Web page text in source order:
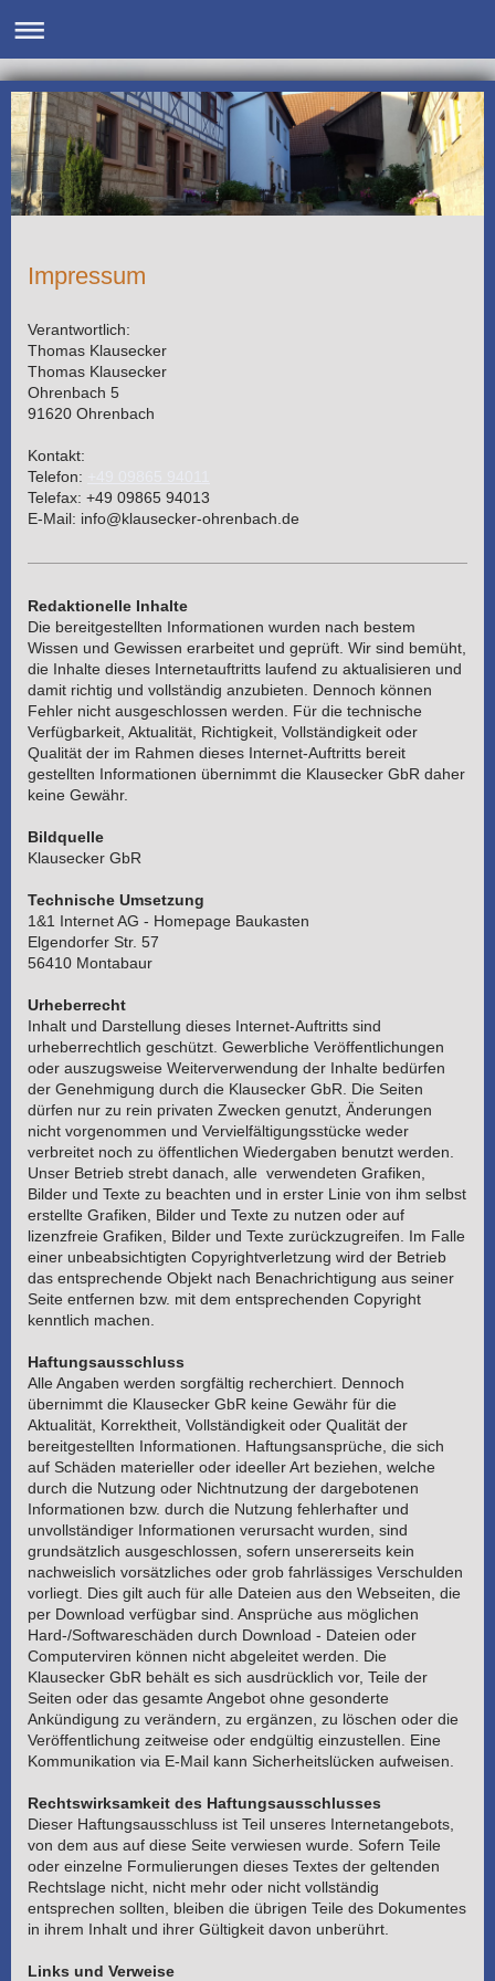
Impressum
Verantwortlich:
Thomas Klausecker
Thomas Klausecker
Ohrenbach 5
91620 Ohrenbach
Kontakt:
Telefon:
Telefax: +49 09865 94013
E-Mail: info@klausecker-ohrenbach.de
Redaktionelle Inhalte
Die bereitgestellten Informationen wurden nach bestem
Wissen und Gewissen erarbeitet und geprüft. Wir sind bemüht,
die Inhalte dieses Internetauftritts laufend zu aktualisieren und
damit richtig und vollständig anzubieten. Dennoch können
Fehler nicht ausgeschlossen werden. Für die technische
Verfügbarkeit, Aktualität, Richtigkeit, Vollständigkeit oder
Qualität der im Rahmen dieses Internet-Auftritts bereit
gestellten Informationen übernimmt die Klausecker GbR daher
keine Gewähr.
Bildquelle
Klausecker GbR
Technische Umsetzung
1&1 Internet AG - Homepage Baukasten
Elgendorfer Str. 57
56410 Montabaur
Urheberrecht
Inhalt und Darstellung dieses Internet-Auftritts sind
urheberrechtlich geschützt. Gewerbliche Veröffentlichungen
oder auszugsweise Weiterverwendung der Inhalte bedürfen
der Genehmigung durch die Klausecker GbR. Die Seiten
dürfen nur zu rein privaten Zwecken genutzt, Änderungen
nicht vorgenommen und Vervielfältigungsstücke weder
verbreitet noch zu öffentlichen Wiedergaben benutzt werden.
Unser Betrieb strebt danach, alle verwendeten Grafiken,
Bilder und Texte zu beachten und in erster Linie von ihm selbst
erstellte Grafiken, Bilder und Texte zu nutzen oder auf
lizenzfreie Grafiken, Bilder und Texte zurückzugreifen. Im Falle
einer unbeabsichtigten Copyrightverletzung wird der Betrieb
das entsprechende Objekt nach Benachrichtigung aus seiner
Seite entfernen bzw. mit dem entsprechenden Copyright
kenntlich machen.
Haftungsausschluss
Alle Angaben werden sorgfältig recherchiert. Dennoch
übernimmt die Klausecker GbR keine Gewähr für die
Aktualität, Korrektheit, Vollständigkeit oder Qualität der
bereitgestellten Informationen. Haftungsansprüche, die sich
auf Schäden materieller oder ideeller Art beziehen, welche
durch die Nutzung oder Nichtnutzung der dargebotenen
Informationen bzw. durch die Nutzung fehlerhafter und
unvollständiger Informationen verursacht wurden, sind
grundsätzlich ausgeschlossen, sofern unsererseits kein
nachweislich vorsätzliches oder grob fahrlässiges Verschulden
vorliegt. Dies gilt auch für alle Dateien aus den Webseiten, die
per Download verfügbar sind. Ansprüche aus möglichen
Hard-/Softwareschäden durch Download - Dateien oder
Computerviren können nicht abgeleitet werden. Die
Klausecker GbR behält es sich ausdrücklich vor, Teile der
Seiten oder das gesamte Angebot ohne gesonderte
Ankündigung zu verändern, zu ergänzen, zu löschen oder die
Veröffentlichung zeitweise oder endgültig einzustellen. Eine
Kommunikation via E-Mail kann Sicherheitslücken aufweisen.
Rechtswirksamkeit des Haftungsausschlusses
Dieser Haftungsausschluss ist Teil unseres Internetangebots,
von dem aus auf diese Seite verwiesen wurde. Sofern Teile
oder einzelne Formulierungen dieses Textes der geltenden
Rechtslage nicht, nicht mehr oder nicht vollständig
entsprechen sollten, bleiben die übrigen Teile des Dokumentes
in ihrem Inhalt und ihrer Gültigkeit davon unberührt.
Links und Verweise